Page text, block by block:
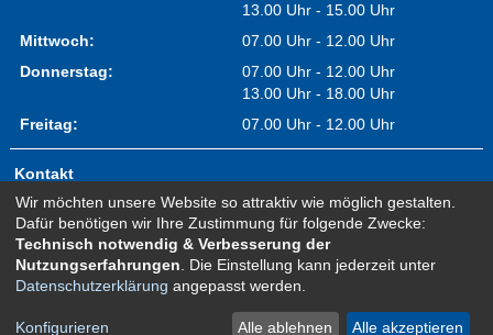
13.00 Uhr - 15.00 Uhr
Mittwoch:
07.00 Uhr - 12.00 Uhr
Donnerstag:
07.00 Uhr - 12.00 Uhr
13.00 Uhr - 18.00 Uhr
Freitag:
07.00 Uhr - 12.00 Uhr
Kontakt
Impressum
Erklärung zur Barrierefreiheit
Sitemap
Newsletter Anmeldung
Datenschutz
Wir möchten unsere Website so attraktiv wie möglich gestalten.
Dafür benötigen wir Ihre Zustimmung für folgende Zwecke:
Technisch notwendig & Verbesserung der
Nutzungserfahrungen . Die Einstellung kann jederzeit unter
Datenschutzerklärung angepasst werden.
Konfigurieren Alle ablehnen Alle akzeptieren